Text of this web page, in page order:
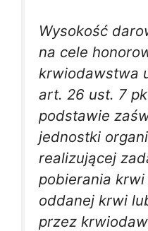
Wysokość
na cele
krwiodawstwa
art. 26 ust. 7
podstawie
jednostki
realizującej
pobierania krwi
oddanej krwi
przez